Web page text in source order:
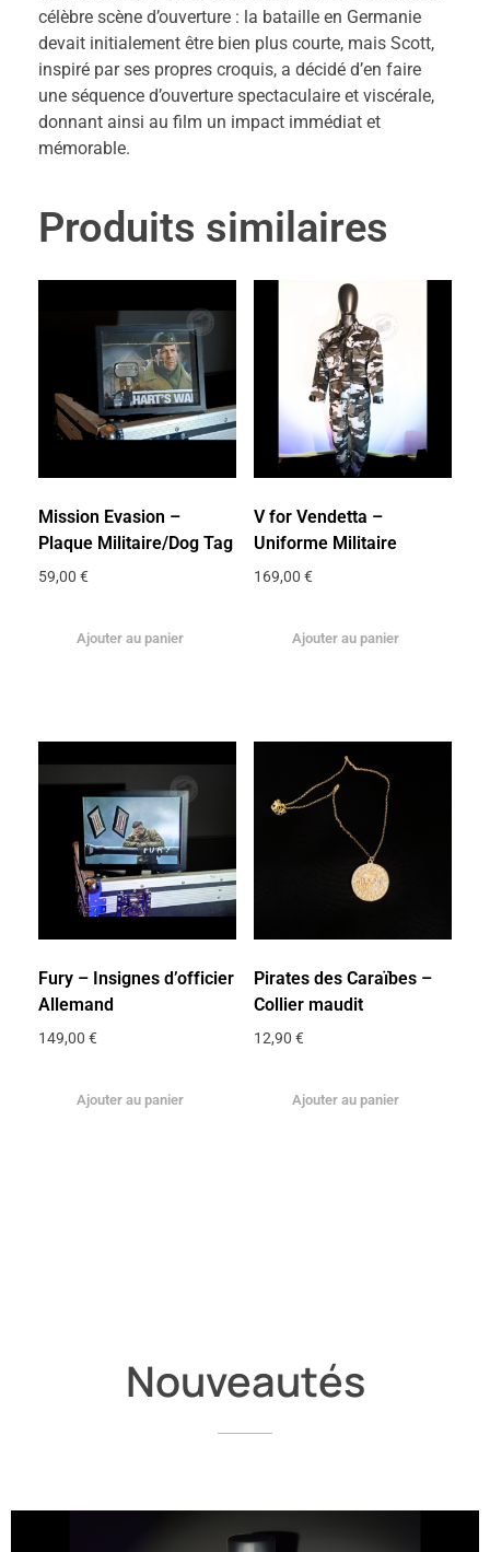
célèbre scène d’ouverture : la bataille en Germanie
devait initialement être bien plus courte, mais Scott,
inspiré par ses propres croquis, a décidé d’en faire
une séquence d’ouverture spectaculaire et viscérale,
donnant ainsi au film un impact immédiat et
mémorable.
Produits similaires
Mission Evasion –
Plaque Militaire/Dog Tag
59,00 €
Ajouter au panier
V for Vendetta –
Uniforme Militaire
169,00 €
Ajouter au panier
Fury – Insignes d’officier
Allemand
149,00 €
Ajouter au panier
Pirates des Caraïbes –
Collier maudit
12,90 €
Ajouter au panier
Nouveautés